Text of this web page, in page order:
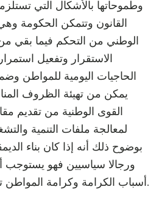
وطموحاتها بالأشكال التي
القانون وتتمكن الحكومة
الوطني من التحكم فيما بقي
الاستقرار وتفعيل
الحاجيات اليومية للمواطن
يمكن من تهيئة الظروف
القوى الوطنية من تقديم
لمعالجة ملفات التنمية
بوضوح ذلك أنه إذا كان بناء
ورجالا سياسيين فهو يستوجب
أسباب الكرامة وكرامة المواطن تبدأ بحصوله على شغل.